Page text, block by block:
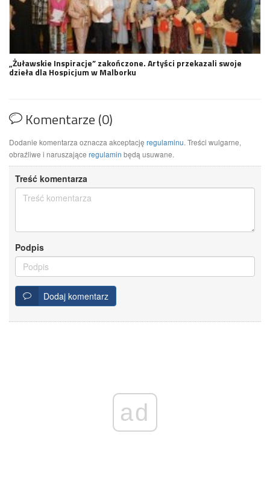
„Żuławskie Inspiracje” zakończone. Artyści przekazali swoje
dzieła dla Hospicjum w Malborku
Komentarze (0)
Dodanie komentarza oznacza akceptację regulaminu. Treści wulgarne,
obraźliwe i naruszające regulamin będą usuwane.
Treść komentarza
Podpis
Dodaj komentarz
ad